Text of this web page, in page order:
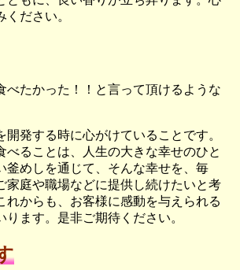
ください。
べたかった！！と言って頂けるような
開発する時に心がけていることです。
べることは、人生の大きな幸せのひと
釜めしを通じて、そんな幸せを、毎
家庭や職場などに提供し続けたいと考
れからも、お客様に感動を与えられる
ります。是非ご期待ください。